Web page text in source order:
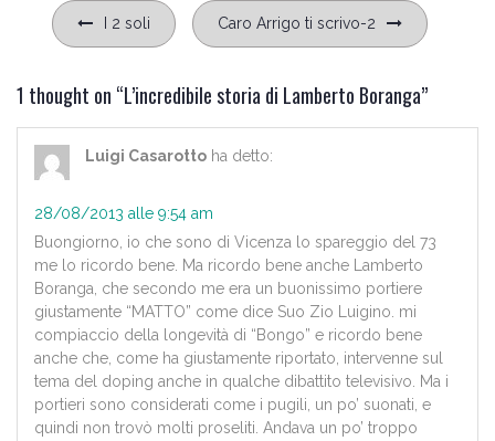
Navigazione
articoli
I 2 soli Caro Arrigo ti scrivo-2
1 thought on “L’incredibile storia di Lamberto Boranga”
Luigi Casarotto ha detto:
28/08/2013 alle 9:54 am
Buongiorno, io che sono di Vicenza lo spareggio del 73
me lo ricordo bene. Ma ricordo bene anche Lamberto
Boranga, che secondo me era un buonissimo portiere
giustamente “MATTO” come dice Suo Zio Luigino. mi
compiaccio della longevità di “Bongo” e ricordo bene
anche che, come ha giustamente riportato, intervenne sul
tema del doping anche in qualche dibattito televisivo. Ma i
portieri sono considerati come i pugili, un po’ suonati, e
quindi non trovò molti proseliti. Andava un po’ troppo